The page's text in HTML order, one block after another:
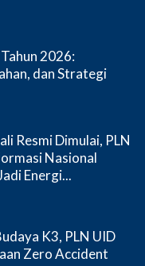
2026:
dan Strategi
Resmi Dimulai, PLN
Nasional
Energi...
K3, PLN UID
Zero Accident